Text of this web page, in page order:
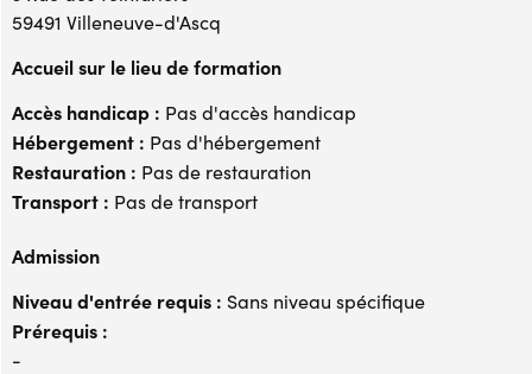
59491 Villeneuve-d'Ascq
Accueil sur le lieu de formation
Accès handicap : Pas d'accès handicap
Hébergement : Pas d'hébergement
Restauration : Pas de restauration
Transport : Pas de transport
Admission
Niveau d'entrée requis : Sans niveau spécifique
Prérequis :
-